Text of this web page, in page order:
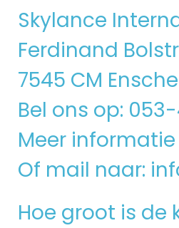
Skylance
Ferdinand
7545 CM
Bel ons op:
Meer
Of mail naar:
Hoe groot is de